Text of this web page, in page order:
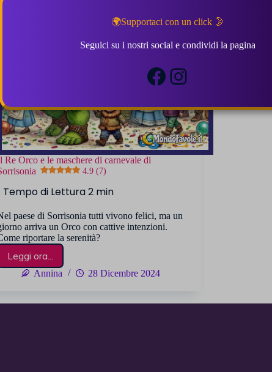
🌍Supportaci con un click 🌛
Seguici su i nostri social e condividi la pagina
Facebook
Instagram
Re Orco e le maschere di carnevale di
4.9 (7)
paese di Sorrisonia tutti vivono felici, ma un
arriva un Orco con cattive intenzioni.
riportare la serenità?
Leggi ora...
Il
Re
le
Annina 28 Dicembre 2024